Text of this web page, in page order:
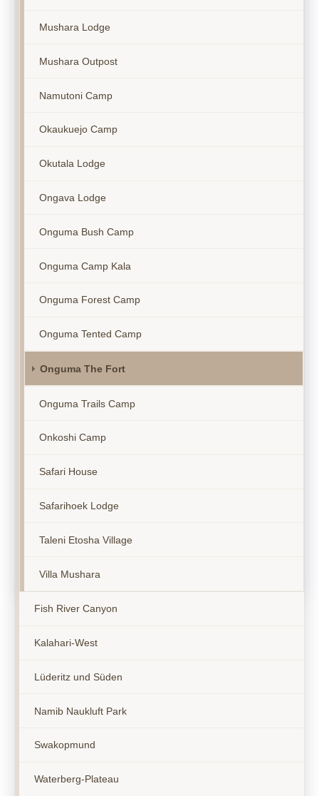
Mushara Lodge
Mushara Outpost
Namutoni Camp
Okaukuejo Camp
Okutala Lodge
Ongava Lodge
Onguma Bush Camp
Onguma Camp Kala
Onguma Forest Camp
Onguma Tented Camp
Onguma The Fort
Onguma Trails Camp
Onkoshi Camp
Safari House
Safarihoek Lodge
Taleni Etosha Village
Villa Mushara
Fish River Canyon
Kalahari-West
Lüderitz und Süden
Namib Naukluft Park
Swakopmund
Waterberg-Plateau